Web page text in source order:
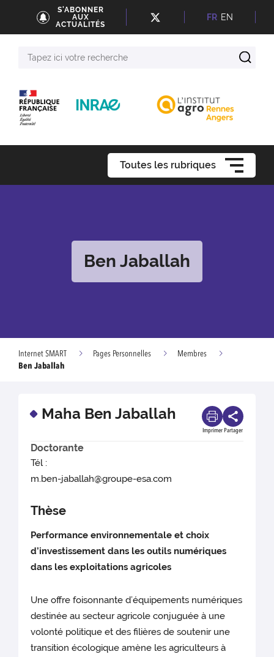
S'ABONNER
AUX
ACTUALITÉS
FR EN
Toutes les rubriques
Ben Jaballah
Internet SMART Pages Personnelles
Membres
Ben Jaballah
Maha Ben Jaballah
Imprimer Partager
Doctorante
Tél :
m.ben-jaballah@groupe-esa.com
Thèse
Performance environnementale et choix
d’investissement dans les outils numériques
dans les exploitations agricoles
Une offre foisonnante d’équipements numériques
destinée au secteur agricole conjuguée à une
volonté politique et des filières de soutenir une
transition écologique amène les agriculteurs à